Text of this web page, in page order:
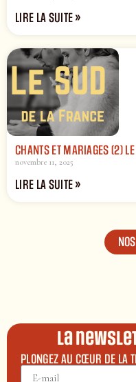
LIRE LA SUITE »
CHANTS ET MARIAGES (2)
novembre 11, 2025
LIRE LA SUITE »
La
PLONGEZ AU CŒUR DE LA